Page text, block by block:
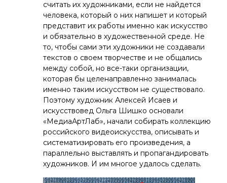
считать их художниками, если не найдется
человека, который о них напишет и который
представит их работы именно как искусство
и обязательно в художественной среде. Не
то, чтобы сами эти художники не создавали
текстов о своем творчестве и не общались
между собой, но все-таки организации,
которая бы целенаправленно занималась
именно таким искусством не существовало.
Поэтому художник Алексей Исаев и
искусствовед Ольга Шишко основали
«МедиаАртЛаб», начали собирать коллекцию
российского видеоискусства, описывать и
систематизировать его произведения, а
параллельно выставлять и пропагандировать
художников. И им многое удалось сделать.